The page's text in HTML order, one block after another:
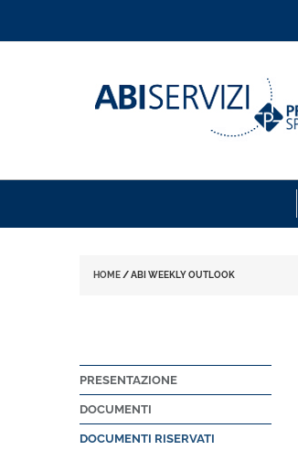
HOME /ABI WEEKLY OUTLOOK
PRESENTAZIONE
DOCUMENTI
DOCUMENTI RISERVATI